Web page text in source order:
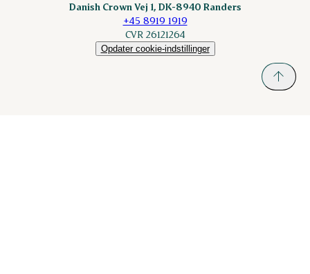
Danish Crown Vej 1, DK-8940 Randers
+45 8919 1919
CVR 26121264
Opdater cookie-indstillinger